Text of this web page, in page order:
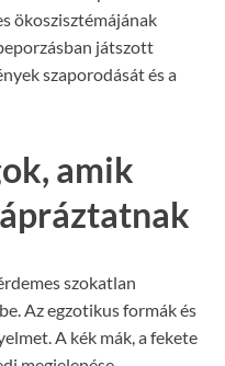
ökoszisztémájának
játszott
szaporodását és a
amik
szokatlan
Az egzotikus formák és
A kék mák, a fekete